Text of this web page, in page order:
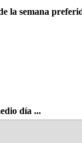
la semana
día ...